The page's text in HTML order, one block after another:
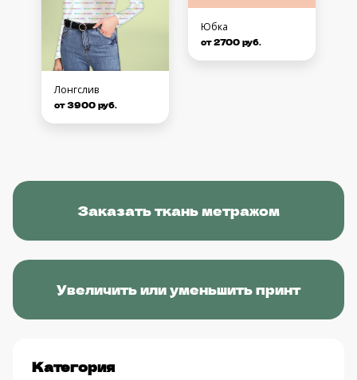
Лонгслив
от 3900 руб.
Юбка
от 2700 руб.
Заказать ткань метражом
Увеличить или уменьшить принт
Категория